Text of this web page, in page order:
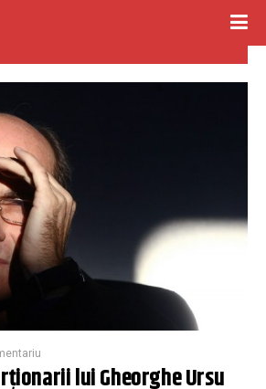
lui Gheorghe Ursu